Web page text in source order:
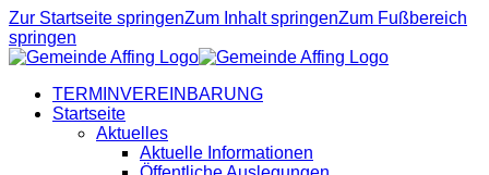
Zur Startseite springenZum Inhalt springenZum Fußbereich
springen
TERMINVEREINBARUNG
Startseite
Aktuelles
Aktuelle Informationen